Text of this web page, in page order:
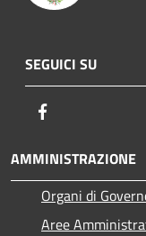
SEGUICI SU
AMMINISTRAZIONE
Organi di
Aree